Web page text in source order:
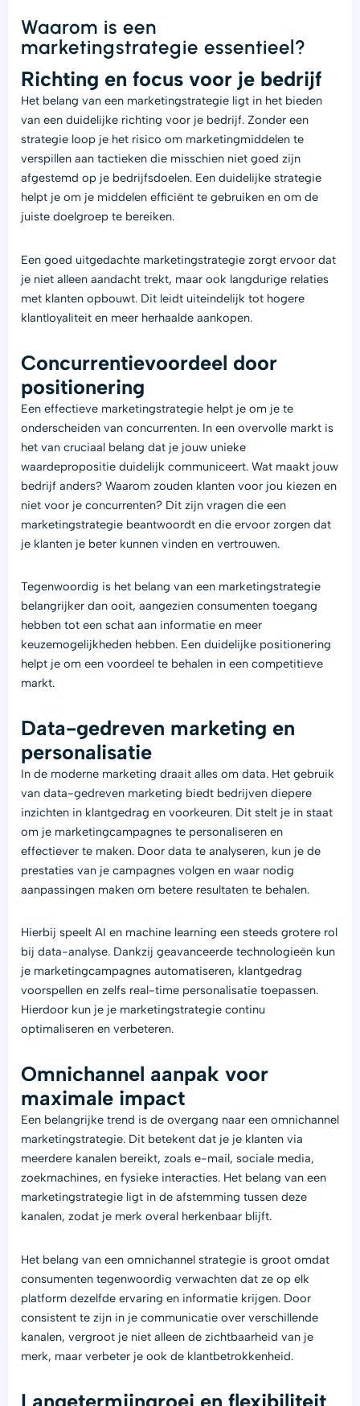
Waarom is een
marketingstrategie essentieel?
Richting en focus voor je bedrijf
Het belang van een marketingstrategie ligt in het bieden
van een duidelijke richting voor je bedrijf. Zonder een
strategie loop je het risico om marketingmiddelen te
verspillen aan tactieken die misschien niet goed zijn
afgestemd op je bedrijfsdoelen. Een duidelijke strategie
helpt je om je middelen efficiënt te gebruiken en om de
juiste doelgroep te bereiken.
Een goed uitgedachte marketingstrategie zorgt ervoor dat
je niet alleen aandacht trekt, maar ook langdurige relaties
met klanten opbouwt. Dit leidt uiteindelijk tot hogere
klantloyaliteit en meer herhaalde aankopen.
Concurrentievoordeel door
positionering
Een effectieve marketingstrategie helpt je om je te
onderscheiden van concurrenten. In een overvolle markt is
het van cruciaal belang dat je jouw unieke
waardepropositie duidelijk communiceert. Wat maakt jouw
bedrijf anders? Waarom zouden klanten voor jou kiezen en
niet voor je concurrenten? Dit zijn vragen die een
marketingstrategie beantwoordt en die ervoor zorgen dat
je klanten je beter kunnen vinden en vertrouwen.
Tegenwoordig is het belang van een marketingstrategie
belangrijker dan ooit, aangezien consumenten toegang
hebben tot een schat aan informatie en meer
keuzemogelijkheden hebben. Een duidelijke positionering
helpt je om een voordeel te behalen in een competitieve
markt.
Data-gedreven marketing en
personalisatie
In de moderne marketing draait alles om data. Het gebruik
van data-gedreven marketing biedt bedrijven diepere
inzichten in klantgedrag en voorkeuren. Dit stelt je in staat
om je marketingcampagnes te personaliseren en
effectiever te maken. Door data te analyseren, kun je de
prestaties van je campagnes volgen en waar nodig
aanpassingen maken om betere resultaten te behalen.
Hierbij speelt AI en machine learning een steeds grotere rol
bij data-analyse. Dankzij geavanceerde technologieën kun
je marketingcampagnes automatiseren, klantgedrag
voorspellen en zelfs real-time personalisatie toepassen.
Hierdoor kun je je marketingstrategie continu
optimaliseren en verbeteren​.
Omnichannel aanpak voor
maximale impact
Een belangrijke trend is de overgang naar een omnichannel
marketingstrategie. Dit betekent dat je je klanten via
meerdere kanalen bereikt, zoals e-mail, sociale media,
zoekmachines, en fysieke interacties. Het belang van een
marketingstrategie ligt in de afstemming tussen deze
kanalen, zodat je merk overal herkenbaar blijft.
Het belang van een omnichannel strategie is groot omdat
consumenten tegenwoordig verwachten dat ze op elk
platform dezelfde ervaring en informatie krijgen. Door
consistent te zijn in je communicatie over verschillende
kanalen, vergroot je niet alleen de zichtbaarheid van je
merk, maar verbeter je ook de klantbetrokkenheid.
Langetermijngroei en flexibiliteit